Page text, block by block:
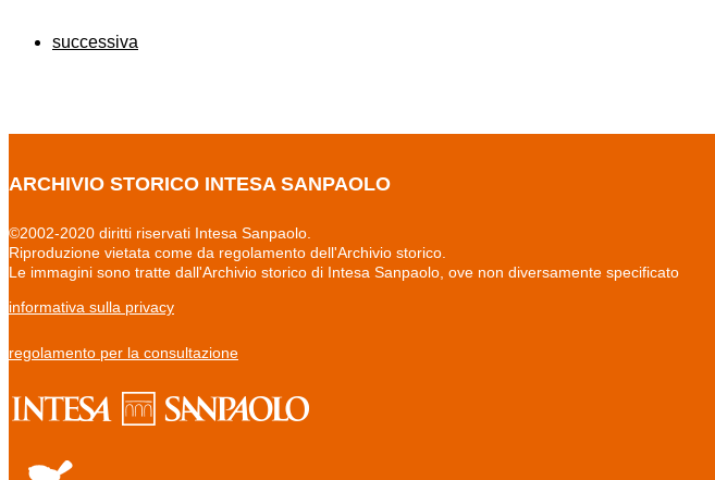
successiva
ARCHIVIO STORICO INTESA SANPAOLO
©2002-2020 diritti riservati Intesa Sanpaolo.
Riproduzione vietata come da regolamento dell'Archivio storico.
Le immagini sono tratte dall'Archivio storico di Intesa Sanpaolo, ove non diversamente specificato
informativa sulla privacy
regolamento per la consultazione